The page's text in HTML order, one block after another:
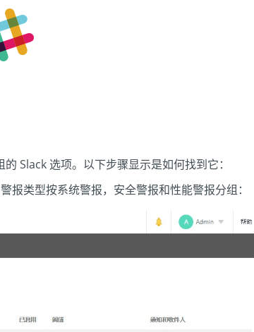
Slack 选项。以下步骤显示是如何找到它：
报类型按系统警报，安全警报和性能警报分组：